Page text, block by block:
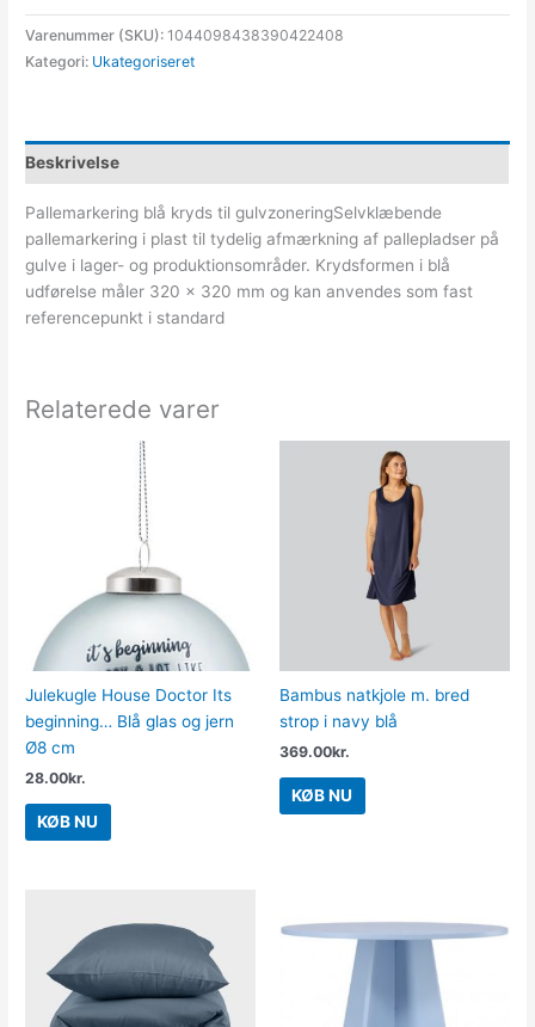
Varenummer (SKU): 1044098438390422408
Kategori: Ukategoriseret
Beskrivelse
Pallemarkering blå kryds til gulvzoneringSelvklæbende
pallemarkering i plast til tydelig afmærkning af pallepladser på
gulve i lager- og produktionsområder. Krydsformen i blå
udførelse måler 320 x 320 mm og kan anvendes som fast
referencepunkt i standard
Relaterede varer
Julekugle House Doctor Its
beginning… Blå glas og jern
Ø8 cm
28.00kr.
KØB NU
Bambus natkjole m. bred
strop i navy blå
369.00kr.
KØB NU